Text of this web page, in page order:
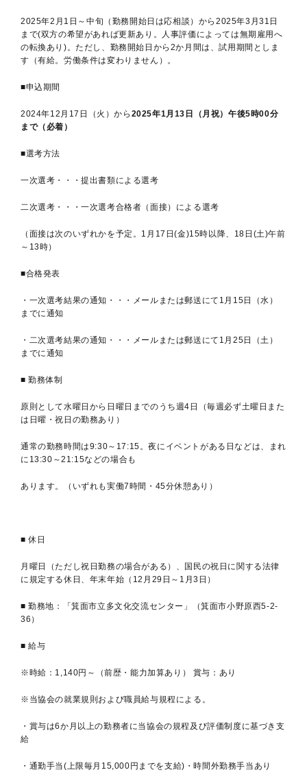
2025年2月1日～中旬（勤務開始日は応相談）から2025年3月31日
まで(双方の希望があれば更新あり。人事評価によっては無期雇用へ
の転換あり)。ただし、勤務開始日から2か月間は、試用期間としま
す（有給。労働条件は変わりません）。
■申込期間
2024年12月17日（火）から 2025年1月13日（月祝）午後5時00分
まで（必着）
■選考方法
一次選考・・・提出書類による選考
二次選考・・・一次選考合格者（面接）による選考
（面接は次のいずれかを予定。1月17日(金)15時以降、18日(土)午前
～13時）
■合格発表
・一次選考結果の通知・・・メールまたは郵送にて1月15日（水）
までに通知
・二次選考結果の通知・・・メールまたは郵送にて1月25日（土）
までに通知
■ 勤務体制
原則として水曜日から日曜日までのうち週4日（毎週必ず土曜日また
は日曜・祝日の勤務あり）
通常の勤務時間は9:30～17:15。夜にイベントがある日などは、まれ
に13:30～21:15などの場合も
あります。（いずれも実働7時間・45分休憩あり）
■ 休日
月曜日（ただし祝日勤務の場合がある）、国民の祝日に関する法律
に規定する休日、年末年始（12月29日～1月3日）
■ 勤務地：「箕面市立多文化交流センター」（箕面市小野原西5-2-
36）
■ 給与
※時給：1,140円～（前歴・能力加算あり） 賞与：あり
※当協会の就業規則および職員給与規程による。
・賞与は6か月以上の勤務者に当協会の規程及び評価制度に基づき支
給
・通勤手当(上限毎月15,000円までを支給)・時間外勤務手当あり